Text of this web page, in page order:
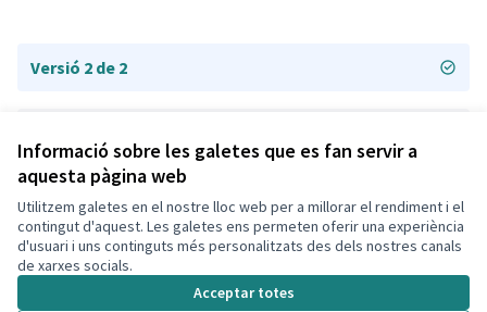
Informació sobre les galetes que es fan servir a
aquesta pàgina web
Utilitzem galetes en el nostre lloc web per a millorar el rendiment i el
contingut d'aquest. Les galetes ens permeten oferir una experiència
d'usuari i uns continguts més personalitzats des dels nostres canals
de xarxes socials.
Acceptar totes
Versió 2 de 2
Termes i condicions d'ús
Configuració de les galetes
Decidim Calafell a X
(Enllaç extern)
Decidim Calafell a Facebook
Decidim Calafell a YouTube
Decidim Calafell a GitHub
(Enllaç extern)